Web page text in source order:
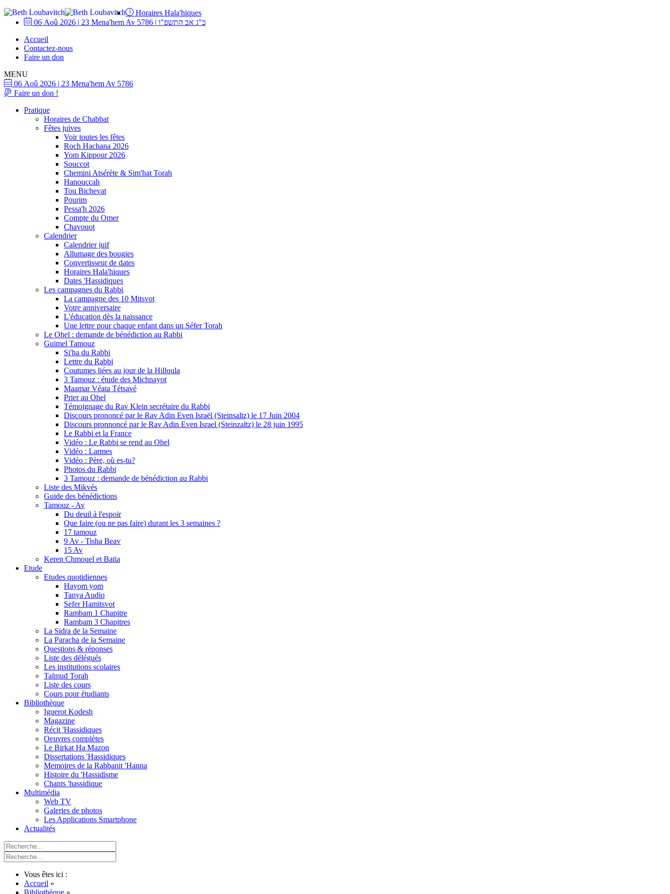
Horaires Hala'hiques
06 Aoû 2026 | 23 Mena'hem Av 5786 | כ"ג אב התשפ"ו
Accueil
Contactez-nous
Faire un don
MENU
06 Aoû 2026 | 23 Mena'hem Av 5786
Faire un don !
Pratique
Horaires de Chabbat
Fêtes juives
Voir toutes les fêtes
Roch Hachana 2026
Yom Kippour 2026
Souccot
Chemini Atsérète & Sim'hat Torah
Hanouccah
Tou Bichevat
Pourim
Pessa'h 2026
Compte du Omer
Chavouot
Calendrier
Calendrier juif
Allumage des bougies
Convertisseur de dates
Horaires Hala'hiques
Dates 'Hassidiques
Les campagnes du Rabbi
La campagne des 10 Mitsvot
Votre anniversaire
L'éducation dès la naissance
Une lettre pour chaque enfant dans un Séfer Torah
Le Ohel : demande de bénédiction au Rabbi
Guimel Tamouz
Si'ha du Rabbi
Lettre du Rabbi
Coutumes liées au jour de la Hilloula
3 Tamouz : étude des Michnayot
Maamar Véata Tétsavé
Prier au Ohel
Témoignage du Rav Klein secrétaire du Rabbi
Discours prononcé par le Rav Adin Even Israël (Steinsaltz) le 17 Juin 2004
Discours pronnoncé par le Rav Adin Even Israel (Steinzaltz) le 28 juin 1995
Le Rabbi et la France
Vidéo : Le Rabbi se rend au Ohel
Vidéo : Larmes
Vidéo : Père, où es-tu?
Photos du Rabbi
3 Tamouz : demande de bénédiction au Rabbi
Liste des Mikvés
Guide des bénédictions
Tamouz - Av
Du deuil à l'espoir
Que faire (ou ne pas faire) durant les 3 semaines ?
17 tamouz
9 Av - Tisha Beav
15 Av
Keren Chmouel et Batia
Etude
Etudes quotidiennes
Hayom yom
Tanya Audio
Sefer Hamitsvot
Rambam 1 Chapitre
Rambam 3 Chapitres
La Sidra de la Semaine
La Paracha de la Semaine
Questions & réponses
Liste des délégués
Les institutions scolaires
Talmud Torah
Liste des cours
Cours pour étudiants
Bibliothèque
Iguerot Kodesh
Magazine
Récit 'Hassidiques
Oeuvres complètes
Le Birkat Ha Mazon
Dissertations 'Hassidiques
Memoires de la Rabbanit 'Hanna
Histoire du 'Hassidisme
Chants 'hassidique
Multimédia
Web TV
Galeries de photos
Les Applications Smartphone
Actualités
Vous êtes ici :
Accueil »
Bibliothèque »